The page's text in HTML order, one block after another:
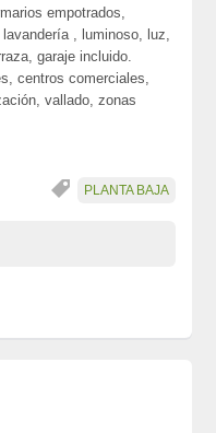
empotrados,
, luminoso, luz,
garaje incluido.
centros comerciales,
vallado, zonas
PLANTA BAJA